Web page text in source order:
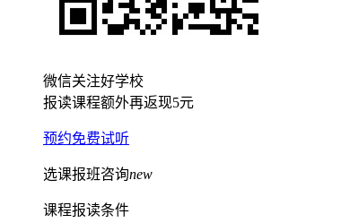
微信关注好学校
报读课程额外再返现5元
预约免费试听
选课报班咨询new
课程报读条件